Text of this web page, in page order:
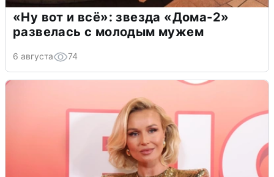
«Ну вот и всё»: звезда «Дома-2»
развелась с молодым мужем
6 августа 74